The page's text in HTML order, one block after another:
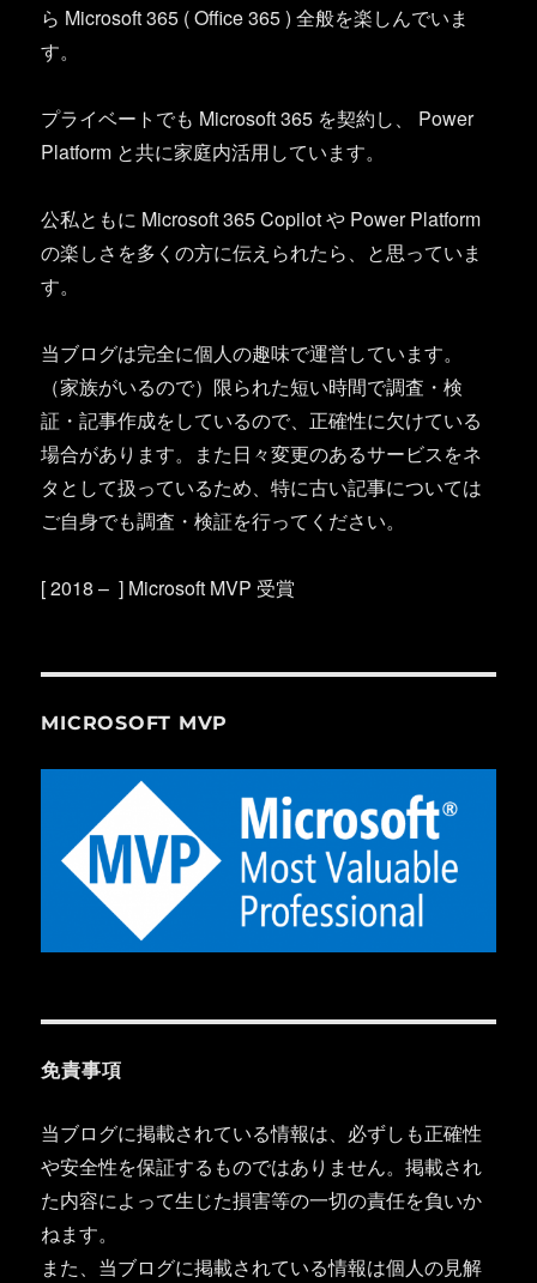
ら Microsoft 365 ( Office 365 ) 全般を楽しんでいま
す。
プライベートでも Microsoft 365 を契約し、 Power
Platform と共に家庭内活用しています。
公私ともに Microsoft 365 Copilot や Power Platform
の楽しさを多くの方に伝えられたら、と思っていま
す。
当ブログは完全に個人の趣味で運営しています。
（家族がいるので）限られた短い時間で調査・検
証・記事作成をしているので、正確性に欠けている
場合があります。また日々変更のあるサービスをネ
タとして扱っているため、特に古い記事については
ご自身でも調査・検証を行ってください。
[ 2018 – ] Microsoft MVP 受賞
MICROSOFT MVP
免責事項
当ブログに掲載されている情報は、必ずしも正確性
や安全性を保証するものではありません。掲載され
た内容によって生じた損害等の一切の責任を負いか
ねます。
また、当ブログに掲載されている情報は個人の見解